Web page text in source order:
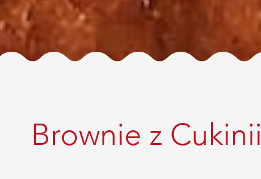
Brownie z Cukinii